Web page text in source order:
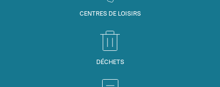
CENTRES DE LOISIRS
DÉCHETS